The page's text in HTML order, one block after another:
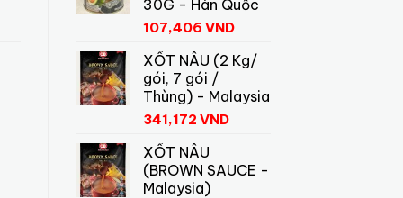
30G - Hàn Quốc
107,406 VND
XỐT NÂU (2 Kg/
gói, 7 gói /
Thùng) - Malaysia
341,172 VND
XỐT NÂU
(BROWN SAUCE -
Malaysia)